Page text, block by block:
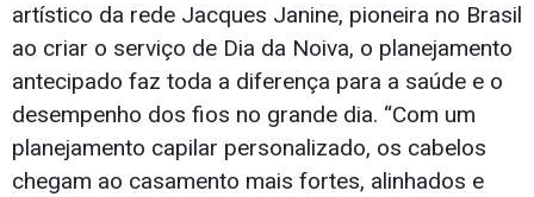
artístico da rede Jacques Janine, pioneira no Brasil
ao criar o serviço de Dia da Noiva, o planejamento
antecipado faz toda a diferença para a saúde e o
desempenho dos fios no grande dia. “Com um
planejamento capilar personalizado, os cabelos
chegam ao casamento mais fortes, alinhados e